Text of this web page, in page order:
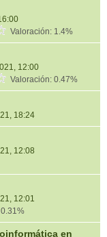
Valoración: 1.4%
12:00
Valoración: 0.47%
18:24
12:08
12:01
en